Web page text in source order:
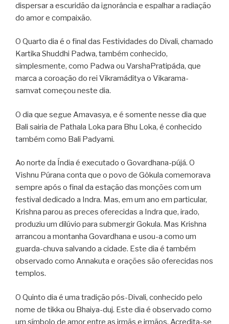
dispersar a escuridão da ignorância e espalhar a radiação
do amor e compaixão.
O Quarto dia é o final das Festividades do Divali, chamado
Kartika Shuddhi Padwa, também conhecido,
simplesmente, como Padwa ou VarshaPratipáda, que
marca a coroação do rei Vikramáditya o Vikarama-
samvat começou neste dia.
O dia que segue Amavasya, e é somente nesse dia que
Bali sairia de Pathala Loka para Bhu Loka, é conhecido
também como Bali Padyami.
Ao norte da Índia é executado o Govardhana-pújá. O
Vishnu Púrana conta que o povo de Gôkula comemorava
sempre após o final da estação das monções com um
festival dedicado a Indra. Mas, em um ano em particular,
Krishna parou as preces oferecidas a Indra que, irado,
produziu um dilúvio para submergir Gokula. Mas Krishna
arrancou a montanha Govardhana e usou-a como um
guarda-chuva salvando a cidade. Este dia é também
observado como Annakuta e orações são oferecidas nos
templos.
O Quinto dia é uma tradição pós-Divali, conhecido pelo
nome de tikka ou Bhaiya-duj. Este dia é observado como
um símbolo de amor entre as irmãs e irmãos. Acredita-se